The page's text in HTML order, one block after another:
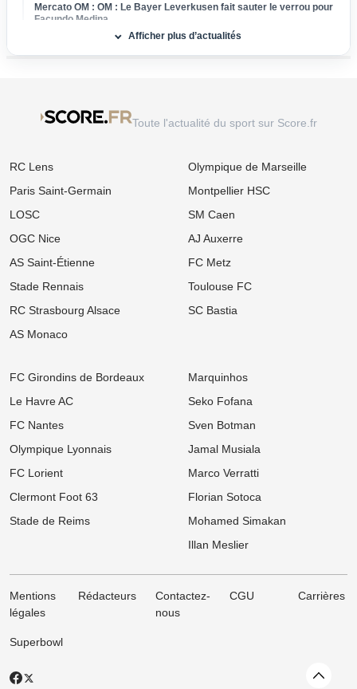
Mercato OM : OM : Le Bayer Leverkusen fait sauter le verrou pour
Facundo Medina
Mercato OM : Vente surprise pour Rulli, Marseille dégaine une offre
pour un ancien du PSG
Mercato OL : Orel Mangala prend la porte, direction la Liga !
07/08 Ligue 2
Mercato : L'ASSE boucle l’arrivée d'un milieu défensif pour 3 M€
07/08
Marseille !
07/08 Ligue 1
Mercato Rennes : Fulham et Liverpool à l'affût, le SRFC résiste
Mercato PSG : Luis Enrique pousse un crack de 18 ans vers la
sortie !
07/08 Ligue 1
prépare son grand retour à Lille !
Afficher plus d’actualités
Toute l'actualité du sport sur Score.fr
RC Lens
Paris Saint-Germain
LOSC
OGC Nice
AS Saint-Étienne
Stade Rennais
RC Strasbourg Alsace
AS Monaco
Olympique de Marseille
Montpellier HSC
SM Caen
AJ Auxerre
FC Metz
Toulouse FC
SC Bastia
FC Girondins de Bordeaux
Le Havre AC
FC Nantes
Olympique Lyonnais
FC Lorient
Clermont Foot 63
Stade de Reims
Marquinhos
Seko Fofana
Sven Botman
Jamal Musiala
Marco Verratti
Florian Sotoca
Mohamed Simakan
Illan Meslier
Mentions
légales
Rédacteurs
Contactez-
nous
CGU Carrières
Superbowl